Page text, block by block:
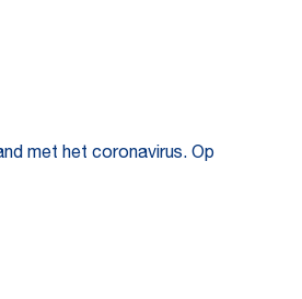
met het coronavirus. Op